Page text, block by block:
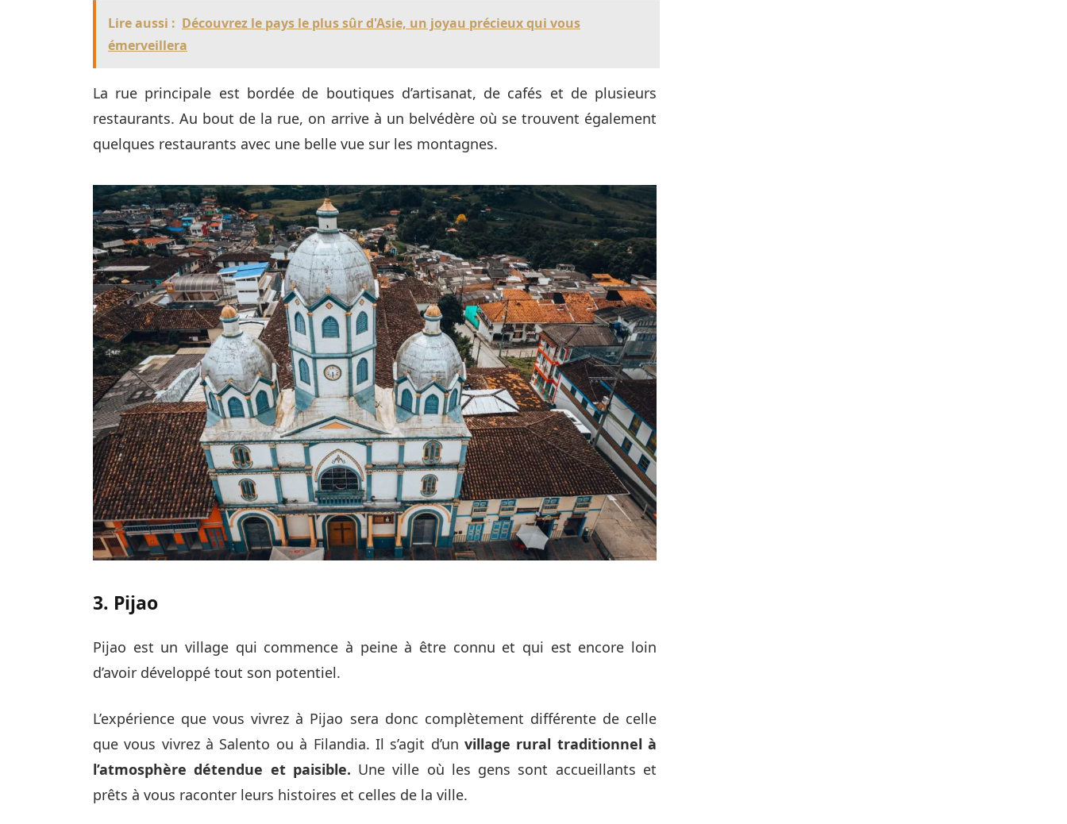
Lire aussi : Découvrez le pays le plus sûr d'Asie, un joyau précieux qui vous
émerveillera
La rue principale est bordée de boutiques d’artisanat, de cafés et de plusieurs
restaurants. Au bout de la rue, on arrive à un belvédère où se trouvent également
quelques restaurants avec une belle vue sur les montagnes.
3. Pijao
Pijao est un village qui commence à peine à être connu et qui est encore loin
d’avoir développé tout son potentiel.
L’expérience que vous vivrez à Pijao sera donc complètement différente de celle
que vous vivrez à Salento ou à Filandia. Il s’agit d’un village rural traditionnel à
l’atmosphère détendue et paisible. Une ville où les gens sont accueillants et
prêts à vous raconter leurs histoires et celles de la ville.